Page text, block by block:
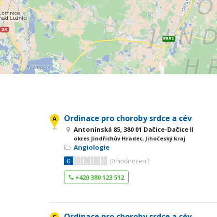
Ordinace pro choroby srdce a cév
Antonínská 85, 380 01 Dačice-Dačice II
okres Jindřichův Hradec, Jihočeský kraj
Angiologie
0
(0 hodnocení)
+420 380 123 512